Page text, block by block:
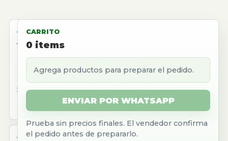
ALMACEN
Aceite
girasol
Natura
Caja
x
AGREGAR
ALMACEN
CARRITO
0 items
Agrega productos para preparar el pedido.
ENVIAR POR WHATSAPP
Prueba sin precios finales. El vendedor confirma
el pedido antes de prepararlo.